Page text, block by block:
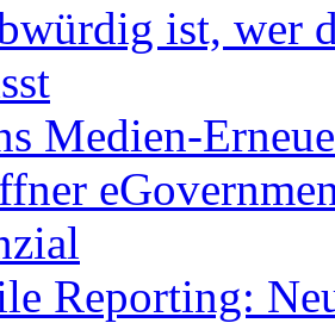
ist, wer
Medien-
Reporting: